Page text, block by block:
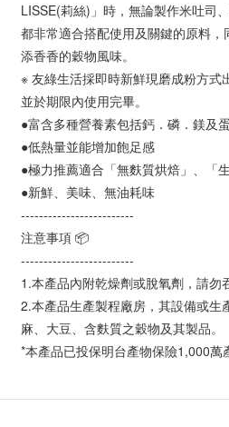
LISSE(莉絲)」時，無論製作米吐司
都非常適合搭配使用及關鍵的原料
添香香的穀物風味。
※ 友綠生活採即時新鮮現磨成粉方式
並於期限內使用完畢。
●富含多種營養素包括鈣．磷．鎂及
●低熱量並能增加飽足感
●極力推薦適合「無麩質烘焙」、「
●新鮮、美味、無油耗味
-------------------------
注意事項 📦
-------------------------
1.本產品內附乾燥劑或脫氧劑，請勿
2.本產品生產製程廠房，其設備或生
麻、大豆、含麩質之穀物及其製品。
*本產品已投保明台產物保險1,000萬